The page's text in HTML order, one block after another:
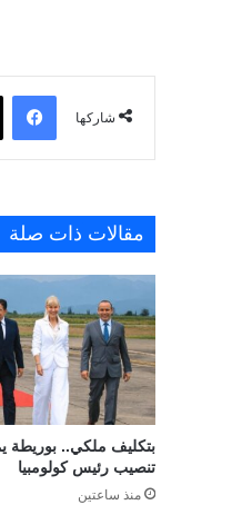
شاركها
فيسبوك
مقالات ذات صلة
بتكليف ملكي.. بوريطة
تنصيب رئيس كولومبيا
منذ ساعتين